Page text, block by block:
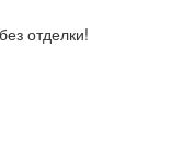
отделки!